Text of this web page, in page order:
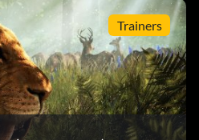
nach einem Kampf alle
Waffen wieder
lohnt es sich immer, die
Boden des Schlachtfelds
durchsuchen.
Trainers